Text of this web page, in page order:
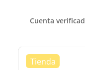
Cuenta